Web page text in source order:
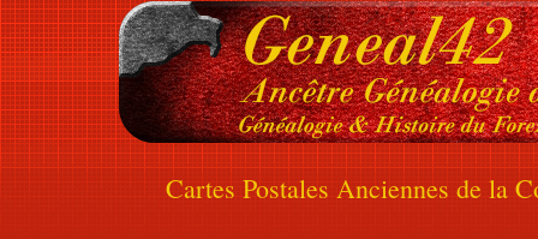
Cartes Postales Anciennes de la